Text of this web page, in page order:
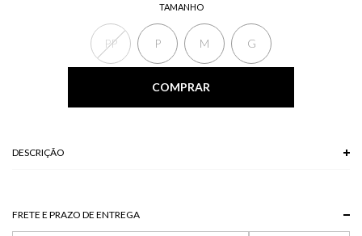
TAMANHO
PP P M G
COMPRAR
DESCRIÇÃO
FRETE E PRAZO DE ENTREGA